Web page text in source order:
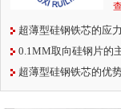
超薄型硅钢铁芯的应
0.1MM取向硅钢片的
超薄型硅钢铁芯的优